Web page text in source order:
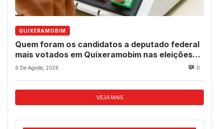
QUIXERAMOBIM
Quem foram os candidatos a deputado federal
mais votados em Quixeramobim nas eleições
de 2022?
6 De Agosto, 2026 0
VEJA MAIS